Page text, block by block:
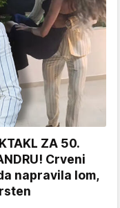
ZA 50.
Crveni
napravila lom,